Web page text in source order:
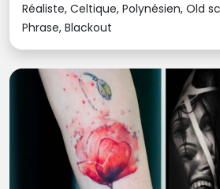
Réaliste, Celtique, Polynésien, Old
Phrase, Blackout